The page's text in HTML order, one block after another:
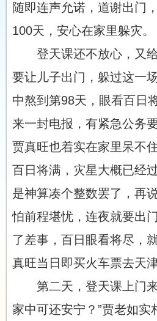
随即连声允诺，道谢出门
100天，安心在家里躲灾。
登天课还不放心，又
要让儿子出门，躲过这一
中熬到第98天，眼看百日
来一封电报，有紧急公务
贾真旺也着实在家里呆不
百日将满，灾星大概已经
是神算凑个整数罢了，再
怕前程堪忧，连夜就要出
了差事，百日眼看将尽，
真旺当日即买火车票去天津
第二天，登天课上门
家中可还安宁？”贾老如实